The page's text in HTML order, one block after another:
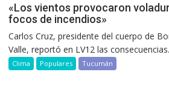
«Los vientos provocaron
focos de incendios»
Carlos Cruz, presidente del cuerpo de
Valle, reportó en LV12 las
Clima Populares Tucumán